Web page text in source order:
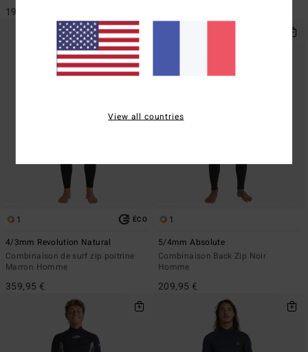
199,95 €
1 ÉCO
4/3mm Revolution Natural
Combinaison de surf zip poitrine
Marron Homme
359,95 €
1
5/4mm Absolute
Combinaison Back Zip Noir
Homme
209,95 €
View all countries